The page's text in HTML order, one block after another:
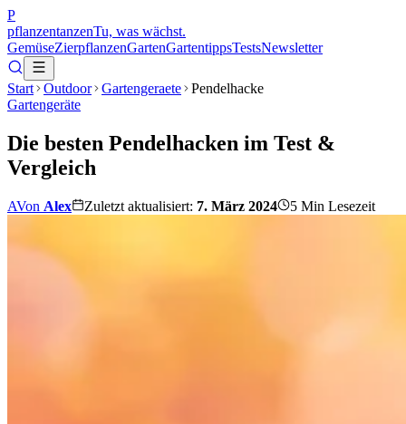
P
pflanzentanzenTu, was wächst.
GemüseZierpflanzenGartenGartentippsTestsNewsletter
Start Outdoor Gartengeraete
Pendelhacke
Gartengeräte
Die besten Pendelhacken im Test &
Vergleich
AVon Alex Zuletzt aktualisiert: 7. März 2024 5 Min Lesezeit